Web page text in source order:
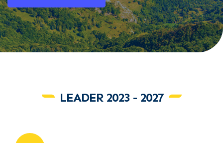
LEADER 2023 - 2027